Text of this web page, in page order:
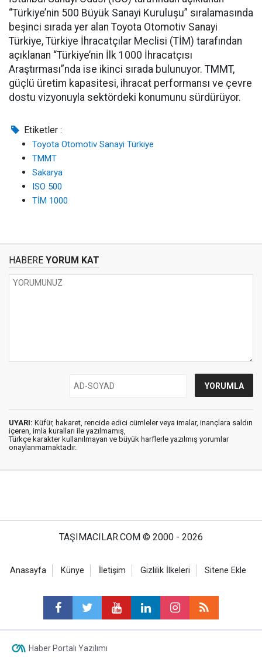
“Türkiye’nin 500 Büyük Sanayi Kuruluşu” sıralamasında
beşinci sırada yer alan Toyota Otomotiv Sanayi
Türkiye, Türkiye İhracatçılar Meclisi (TİM) tarafından
açıklanan “Türkiye’nin İlk 1000 İhracatçısı
Araştırması”nda ise ikinci sırada bulunuyor. TMMT,
güçlü üretim kapasitesi, ihracat performansı ve çevre
dostu vizyonuyla sektördeki konumunu sürdürüyor.
Etiketler :
Toyota Otomotiv Sanayi Türkiye
TMMT
Sakarya
ISO 500
TİM 1000
HABERE YORUM KAT
UYARI: Küfür, hakaret, rencide edici cümleler veya imalar, inançlara saldırı
içeren, imla kuralları ile yazılmamış,
Türkçe karakter kullanılmayan ve büyük harflerle yazılmış yorumlar
onaylanmamaktadır.
TAŞIMACILAR.COM © 2000 - 2026
Anasayfa Künye İletişim Gizlilik İlkeleri Sitene Ekle
Haber Portalı Yazılımı